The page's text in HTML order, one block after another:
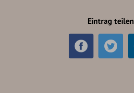
Eintrag teilen